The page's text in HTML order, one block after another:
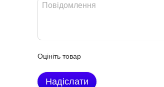
Оцініть товар
Надіслати